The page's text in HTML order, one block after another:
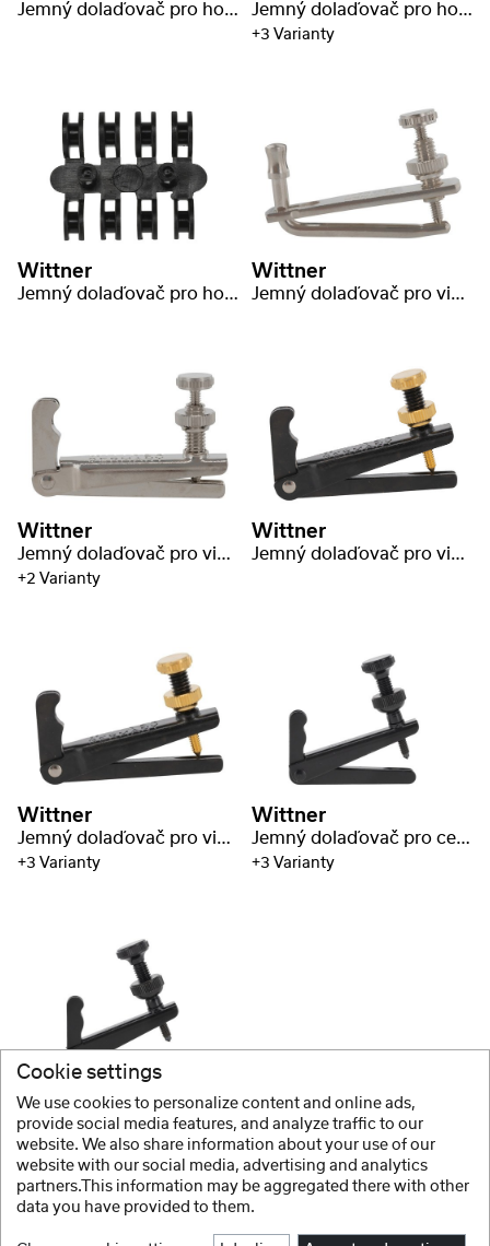
Jemný dolaďovač pro housle Jemný dolaďovač pro housle
+3 Varianty
Wittner
Jemný dolaďovač pro housle
Wittner
Jemný dolaďovač pro violu
Wittner
Jemný dolaďovač pro violu
+2 Varianty
Wittner
Jemný dolaďovač pro violu
Wittner
Jemný dolaďovač pro violu
+3 Varianty
Wittner
Jemný dolaďovač pro cello
+3 Varianty
Wittner
Jemný dolaďovač pro cello
+3 Varianty
Cookie settings
We use cookies to personalize content and online ads,
provide social media features, and analyze traffic to our
website. We also share information about your use of our
website with our social media, advertising and analytics
partners.This information may be aggregated there with other
data you have provided to them.